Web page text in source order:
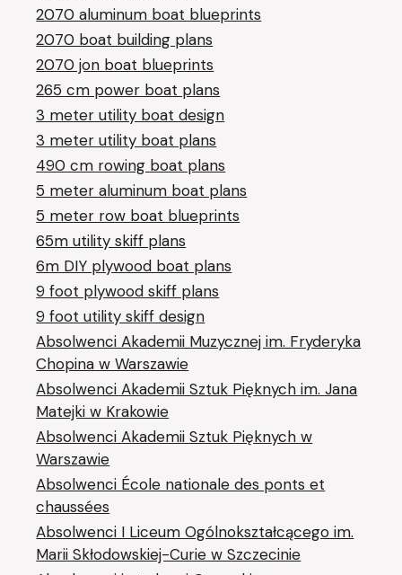
2070 aluminum boat blueprints
2070 boat building plans
2070 jon boat blueprints
265 cm power boat plans
3 meter utility boat design
3 meter utility boat plans
490 cm rowing boat plans
5 meter aluminum boat plans
5 meter row boat blueprints
65m utility skiff plans
6m DIY plywood boat plans
9 foot plywood skiff plans
9 foot utility skiff design
Absolwenci Akademii Muzycznej im. Fryderyka
Chopina w Warszawie
Absolwenci Akademii Sztuk Pięknych im. Jana
Matejki w Krakowie
Absolwenci Akademii Sztuk Pięknych w
Warszawie
Absolwenci École nationale des ponts et
chaussées
Absolwenci I Liceum Ogólnokształcącego im.
Marii Skłodowskiej-Curie w Szczecinie